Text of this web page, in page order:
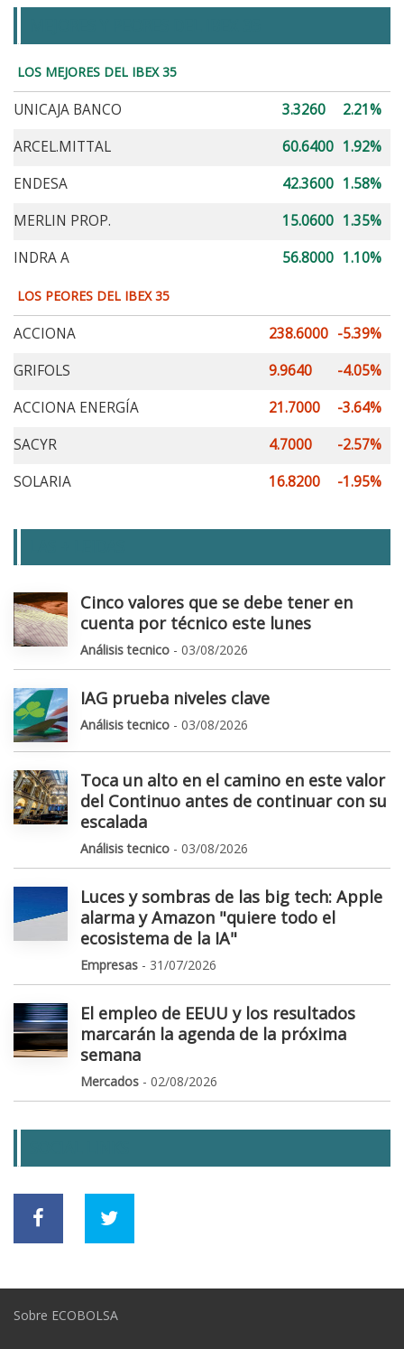
LOS MEJORES DEL IBEX 35
UNICAJA BANCO 3.3260
2.21%
ARCEL.MITTAL
60.6400 1.92%
ENDESA
42.3600 1.58%
MERLIN PROP.
15.0600 1.35%
INDRA A
56.8000 1.10%
LOS PEORES DEL IBEX 35
ACCIONA 238.6000 -5.39%
GRIFOLS
9.9640
-4.05%
ACCIONA ENERGÍA
21.7000
-3.64%
SACYR
4.7000
-2.57%
SOLARIA
16.8200 -1.95%
Cinco valores que se debe tener en
cuenta por técnico este lunes
Análisis tecnico - 03/08/2026
IAG prueba niveles clave
Análisis tecnico - 03/08/2026
Toca un alto en el camino en este valor
del Continuo antes de continuar con su
escalada
Análisis tecnico - 03/08/2026
Luces y sombras de las big tech: Apple
alarma y Amazon "quiere todo el
ecosistema de la IA"
Empresas - 31/07/2026
El empleo de EEUU y los resultados
marcarán la agenda de la próxima
semana
Mercados - 02/08/2026
Sobre ECOBOLSA